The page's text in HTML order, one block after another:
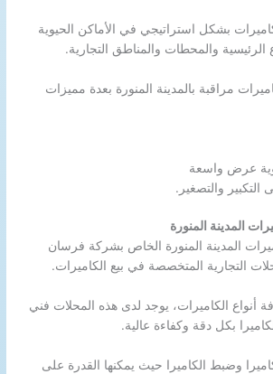
بشكل استراتيجي في الأماكن الحيوية
الرئيسية والمحطات والمناطق التجارية.
مراقبة بالمدينة المنورة بعدة مميزات
عرض واسعة
والتصغير.
المدينة المنورة
المدينة المنورة الخاص بشركة فرسان
التجارية المتخصصة في بيع الكاميرات.
أنواع الكاميرات، يوجد لدى هذه المحلات فني
بكل دقة وكفاءة عالية.
وضبط الكاميرا حيث يمكنها القدرة على